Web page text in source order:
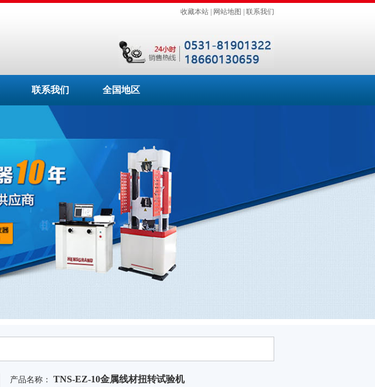
收藏本站 网站地图 联系我们
联系我们 全国地区
产品名称： TNS-EZ-10金属线材扭转试验机